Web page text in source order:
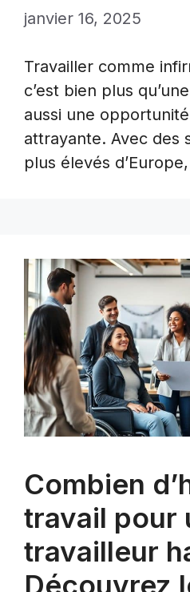
janvier 16, 2025
Travailler comme
c’est bien plus
aussi une
attrayante. Avec des
plus élevés
Combien
travail pour
travailleur
Découvrez